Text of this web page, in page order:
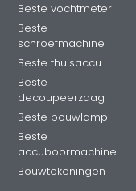
Beste vochtmeter
Beste
schroefmachine
Beste thuisaccu
Beste
decoupeerzaag
Beste bouwlamp
Beste
accuboormachine
Bouwtekeningen